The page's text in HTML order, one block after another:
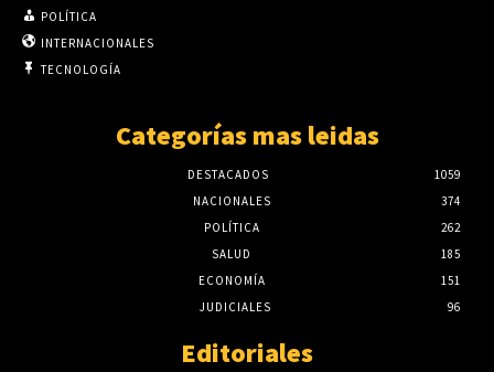
POLÍTICA
INTERNACIONALES
TECNOLOGÍA
Categorías mas leidas
DESTACADOS
1059
NACIONALES
374
POLÍTICA
262
SALUD
185
ECONOMÍA
151
JUDICIALES
96
Editoriales